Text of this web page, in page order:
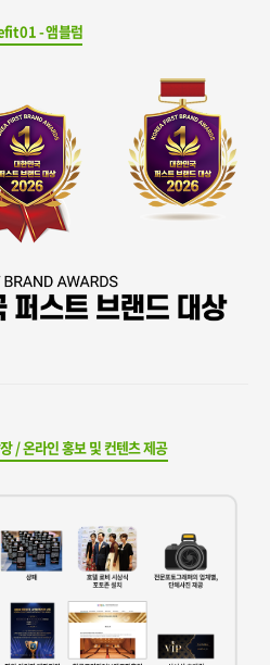
01 - 앰블럼
/ 온라인 홍보 및 컨텐츠 제공